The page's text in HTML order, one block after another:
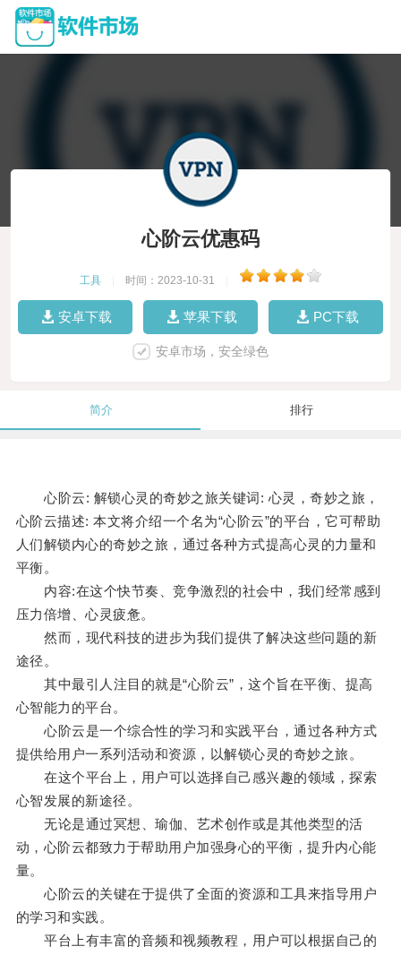
心阶云优惠码
工具 时间：2023-10-31
安卓下载 苹果下载 PC下载
安卓市场，安全绿色
简介 排行
心阶云: 解锁心灵的奇妙之旅关键词: 心灵，奇妙之旅，
心阶云描述: 本文将介绍一个名为“心阶云”的平台，它可帮助
人们解锁内心的奇妙之旅，通过各种方式提高心灵的力量和
平衡。
内容:在这个快节奏、竞争激烈的社会中，我们经常感到
压力倍增、心灵疲惫。
然而，现代科技的进步为我们提供了解决这些问题的新
途径。
其中最引人注目的就是“心阶云”，这个旨在平衡、提高
心智能力的平台。
心阶云是一个综合性的学习和实践平台，通过各种方式
提供给用户一系列活动和资源，以解锁心灵的奇妙之旅。
在这个平台上，用户可以选择自己感兴趣的领域，探索
心智发展的新途径。
无论是通过冥想、瑜伽、艺术创作或是其他类型的活
动，心阶云都致力于帮助用户加强身心的平衡，提升内心能
量。
心阶云的关键在于提供了全面的资源和工具来指导用户
的学习和实践。
平台上有丰富的音频和视频教程，用户可以根据自己的